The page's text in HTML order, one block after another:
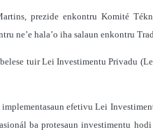
prezide enkontru Komité
ne’e hala’o iha salaun enkontru
tuir Lei Investimentu Privadu
efetivu Lei
ba protesaun investimentu hodi